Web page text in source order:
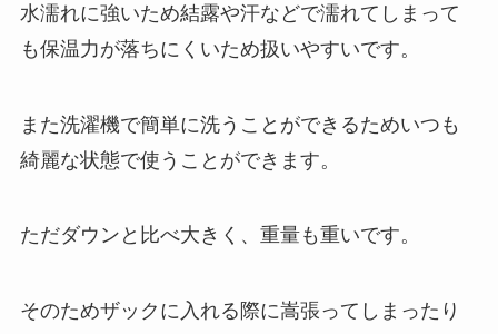
水濡れに強いため結露や汗などで濡れてしまって
も保温力が落ちにくいため扱いやすいです。
また洗濯機で簡単に洗うことができるためいつも
綺麗な状態で使うことができます。
ただダウンと比べ大きく、重量も重いです。
そのためザックに入れる際に嵩張ってしまったり